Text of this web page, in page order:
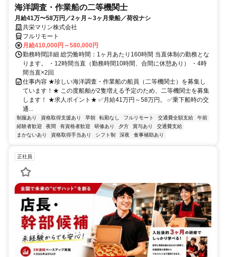
海洋調査・作業船の二等機関士
月給41万〜58万円／2ヶ月～3ヶ月乗船／荷役ナシ
共栄マリン株式会社
フルリモート
月給410,000円～580,000円
勤務時間詳細 総労働時間：1ヶ月あたり160時間 当直体制の勤務とな
ります。 ・12時間当直（勤務時間10時間、合間に休憩あり） ・4時
間当直×2回
仕事内容 ★珍しい海洋調査・作業船の船員（二等機関士）を募集し
ています！★ この度船舶が2隻増える予定のため、二等機関士を募集
します！ ★求人ポイント★ ✅月給41万円～58万円。 ✅乗下船時の交
通...
制服あり 資格取得支援あり 早朝 転勤なし フルリモート 交通費全額支給
午前
経験者歓迎
夜間 有資格者歓迎 研修あり 夕方 賞与あり
交通費支給
まかないあり
資格取得手当あり シフト制 深夜 食事補助あり
正社員